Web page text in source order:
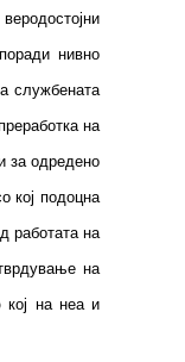
нивно
службената
на
за одредено
кој подоцна
работата на
на
кој на неа и